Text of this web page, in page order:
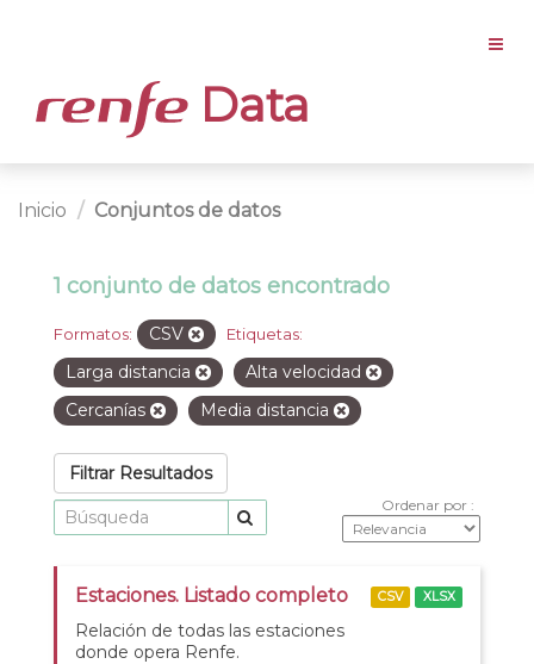
Data
Inicio Conjuntos de datos
1 conjunto de datos encontrado
Formatos: CSV Etiquetas:
Larga distancia
Alta velocidad
Cercanías
Media distancia
Filtrar Resultados
Ordenar por
Estaciones. Listado completo
Relación de todas las estaciones
donde opera Renfe.
CSV XLSX